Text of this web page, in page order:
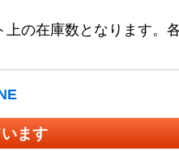
の在庫数となります。
ます